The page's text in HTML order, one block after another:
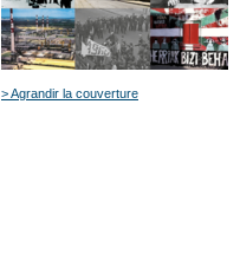
> Agrandir la couverture